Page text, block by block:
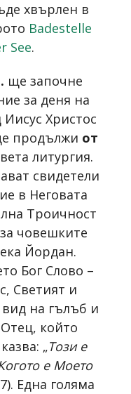
хвърлен в
Badestelle
See.
ще започне
за деня на
Христос
продължи от
литургия.
свидетели
в Неговата
Троичност
човешките
Йордан.
Бог Слово –
Светият и
на гълъб и
който
„Този е
е Моето
Една голяма